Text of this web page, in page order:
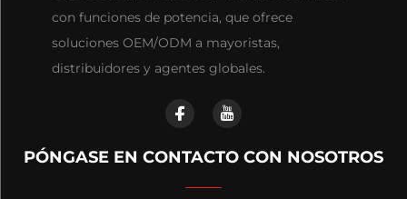
con funciones de potencia, que ofrece
soluciones OEM/ODM a mayoristas,
distribuidores y agentes globales.
PÓNGASE EN CONTACTO CON NOSOTROS